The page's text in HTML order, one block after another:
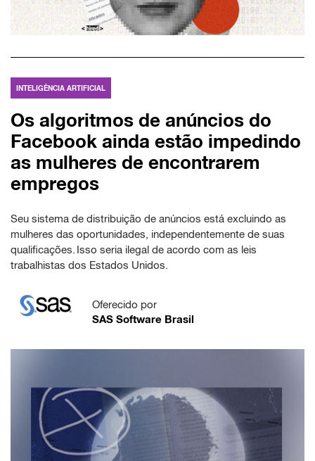
INTELIGÊNCIA ARTIFICIAL
Os algoritmos de anúncios do
Facebook ainda estão impedindo
as mulheres de encontrarem
empregos
Seu sistema de distribuição de anúncios está excluindo as
mulheres das oportunidades, independentemente de suas
qualificações. Isso seria ilegal de acordo com as leis
trabalhistas dos Estados Unidos.
Oferecido por
SAS Software Brasil